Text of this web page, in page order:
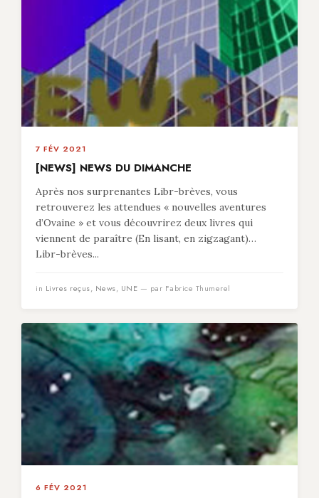
7 FÉV 2021
[NEWS] NEWS DU DIMANCHE
Après nos surprenantes Libr-brèves, vous
retrouverez les attendues « nouvelles aventures
d’Ovaine » et vous découvrirez deux livres qui
viennent de paraître (En lisant, en zigzagant)…
Libr-brèves...
in Livres reçus, News, UNE — par Fabrice Thumerel
6 FÉV 2021